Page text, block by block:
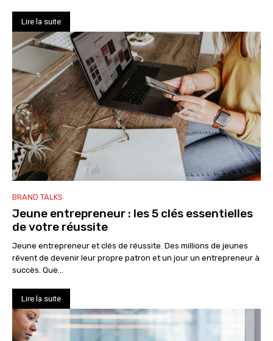
Lire la suite
BRAND TALKS
Jeune entrepreneur : les 5 clés essentielles
de votre réussite
Jeune entrepreneur et clés de réussite. Des millions de jeunes
rêvent de devenir leur propre patron et un jour un entrepreneur à
succès. Que...
Lire la suite